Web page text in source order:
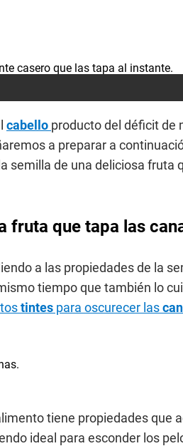
cabello producto del déficit de
a preparar a
semilla de una deliciosa fruta
fruta que tapa las
a las propiedades de la
tiempo que también lo
tintes para oscurecer las
tiene propiedades que
ideal para esconder los